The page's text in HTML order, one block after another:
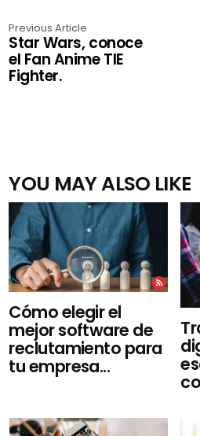
Previous Article
Star Wars, conoce
el Fan Anime TIE
Fighter.
YOU MAY ALSO LIKE
Cómo elegir el
mejor software de
reclutamiento para
tu empresa...